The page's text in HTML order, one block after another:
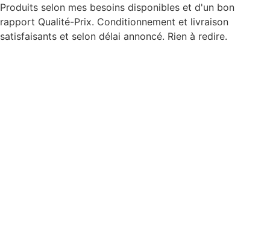
Produits selon mes besoins disponibles et d'un bon
rapport Qualité-Prix. Conditionnement et livraison
satisfaisants et selon délai annoncé. Rien à redire.